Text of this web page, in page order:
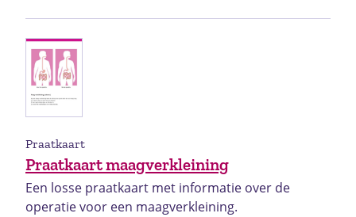
Praatkaart maagverkleining
Praatkaart
Een losse praatkaart met informatie over de
operatie voor een maagverkleining.